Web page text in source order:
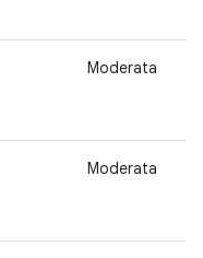
Moderata
Moderata